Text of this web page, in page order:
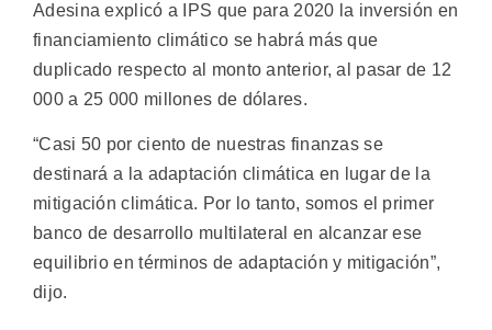
Adesina explicó a IPS que para 2020 la inversión en
financiamiento climático se habrá más que
duplicado respecto al monto anterior, al pasar de 12
000 a 25 000 millones de dólares.
“Casi 50 por ciento de nuestras finanzas se
destinará a la adaptación climática en lugar de la
mitigación climática. Por lo tanto, somos el primer
banco de desarrollo multilateral en alcanzar ese
equilibrio en términos de adaptación y mitigación”,
dijo.